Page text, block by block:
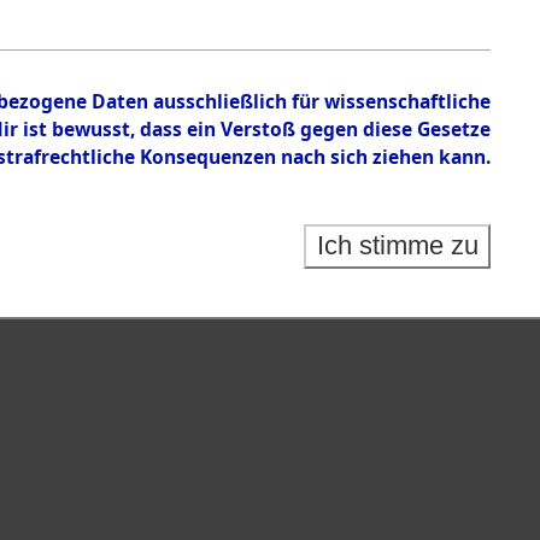
Daten ausschließlich für wissenschaftliche
bewusst, dass ein Verstoß gegen diese Gesetze
Konsequenzen nach sich ziehen kann.
Ich stimme zu